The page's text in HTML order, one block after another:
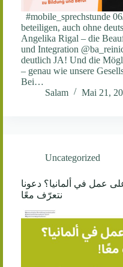
#mobile_sprechstunde
beteiligen, auch ohne
Angelika Rigal – die
und Integration
deutlich JA! Und die
– genau wie unsere
Bei…
Salam
Mai 21,
Uncategorized
عمل في ألمانيا؟ دعونا
نتعرّف معًا